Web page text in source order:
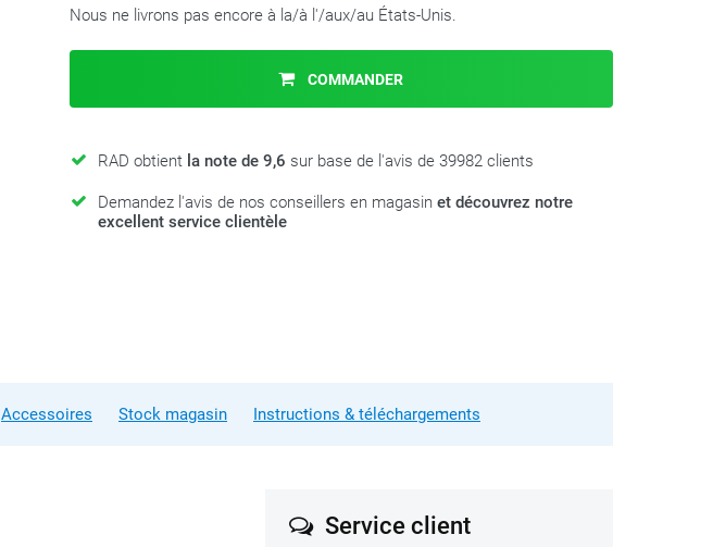
Nous ne livrons pas encore à la/à l'/aux/au États-Unis.
COMMANDER
RAD obtient la note de 9,6 sur base de l'avis de 39982 clients
Demandez l'avis de nos conseillers en magasin et découvrez notre
excellent service clientèle
Accessoires Stock magasin Instructions & téléchargements
Service client